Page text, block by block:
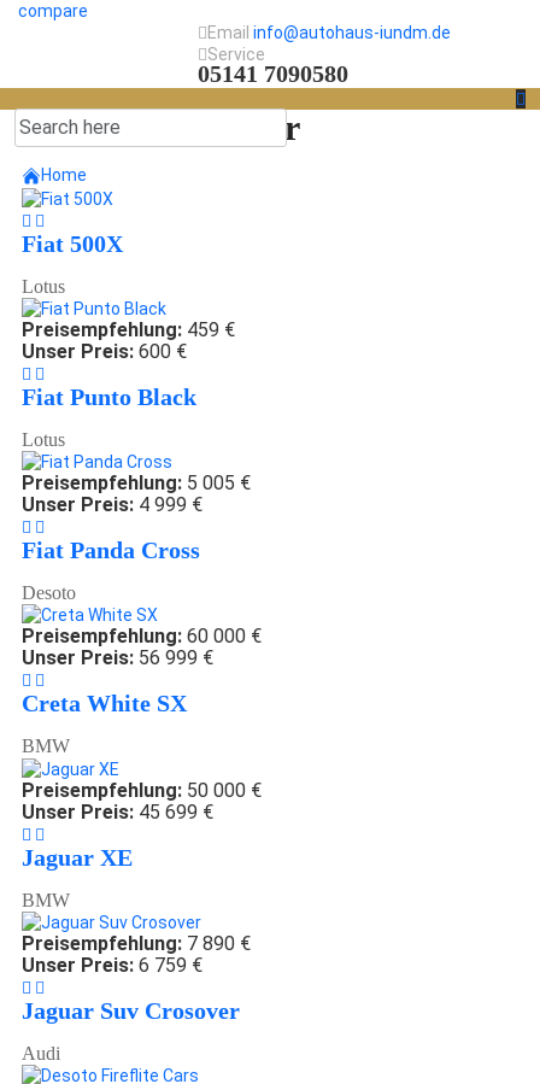
compare
Email info@autohaus-iundm.de
Service
05141 7090580
Fahrzeugtyp: Car
Home
Fiat 500X
Lotus
Preisempfehlung: 459 €
Unser Preis: 600 €
Fiat Punto Black
Lotus
Preisempfehlung: 5 005 €
Unser Preis: 4 999 €
Fiat Panda Cross
Desoto
Preisempfehlung: 60 000 €
Unser Preis: 56 999 €
Creta White SX
BMW
Preisempfehlung: 50 000 €
Unser Preis: 45 699 €
Jaguar XE
BMW
Preisempfehlung: 7 890 €
Unser Preis: 6 759 €
Jaguar Suv Crosover
Audi